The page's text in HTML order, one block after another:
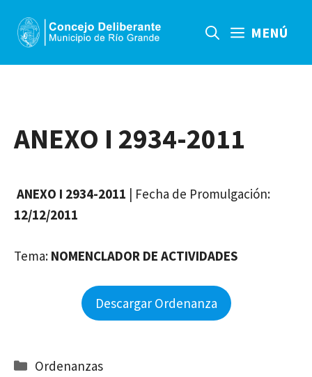
contenido
MENÚ
ANEXO I 2934-2011
ANEXO I 2934-2011 | Fecha de Promulgación:
12/12/2011
Tema: NOMENCLADOR DE ACTIVIDADES
Descargar Ordenanza
Categorías
Ordenanzas